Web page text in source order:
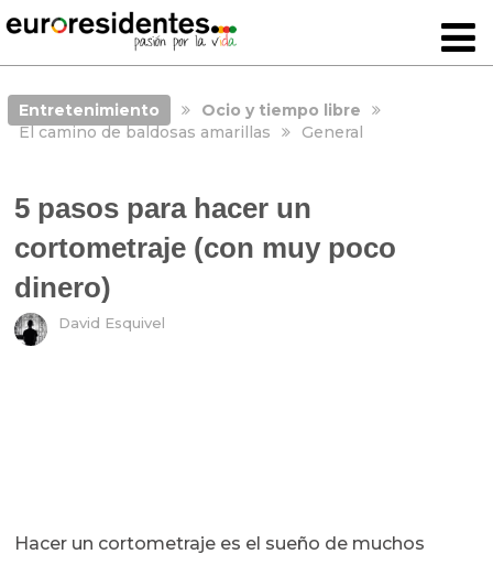
Entretenimiento
Ocio y tiempo libre
El camino de baldosas amarillas
General
5 pasos para hacer un
cortometraje (con muy poco
dinero)
David Esquivel
Hacer un cortometraje es el sueño de muchos